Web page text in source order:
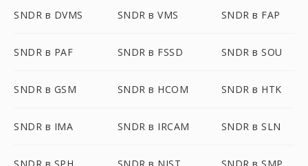
SNDR в DVMS SNDR в VMS SNDR в FAP
SNDR в PAF SNDR в FSSD SNDR в SOU
SNDR в GSM SNDR в HCOM SNDR в HTK
SNDR в IMA SNDR в IRCAM SNDR в SLN